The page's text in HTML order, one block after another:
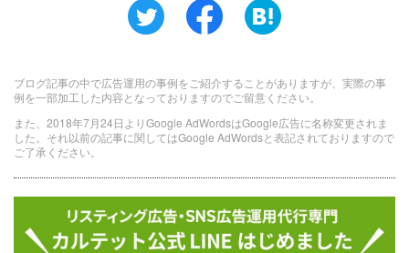
ブログ記事の中で広告運用の事例をご紹介することがありますが、実際の事
例を一部加工した内容となっておりますのでご留意ください。
また、2018年7月24日よりGoogle AdWordsはGoogle広告に名称変更されま
した。それ以前の記事に関してはGoogle AdWordsと表記されておりますので
ご了承ください。